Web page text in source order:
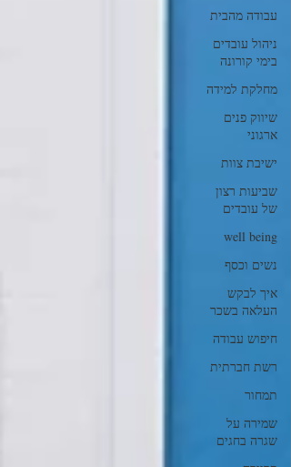
עבודה מהבית
ניהול עובדים
בימי קורונה
מחלקת למידה
שיווק פנים
ארגוני
ישיבת צוות
שביעות רצון
של עובדים
well being
נשים וכסף
איך לבקש
העלאה בשכר
חיפוש עבודה
רשת חברתית
תמחור
שמירה על
שגרה בחגים